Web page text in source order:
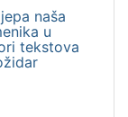
naša
u
tekstova